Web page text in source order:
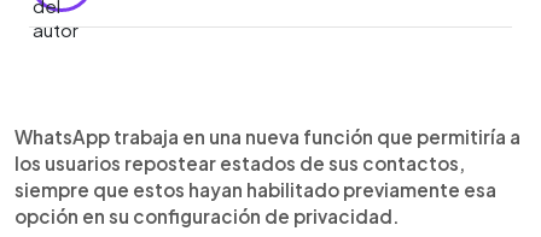
► Escuchar artículo
WhatsApp trabaja en una nueva función que permitiría a
los usuarios repostear estados de sus contactos,
siempre que estos hayan habilitado previamente esa
opción en su configuración de privacidad.